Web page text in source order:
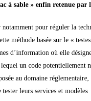
à sable » enfin retenue par
notamment pour réguler la
méthode basée sur le «
d’information où elle
un code potentiellement
au domaine
tester leurs services et modèles